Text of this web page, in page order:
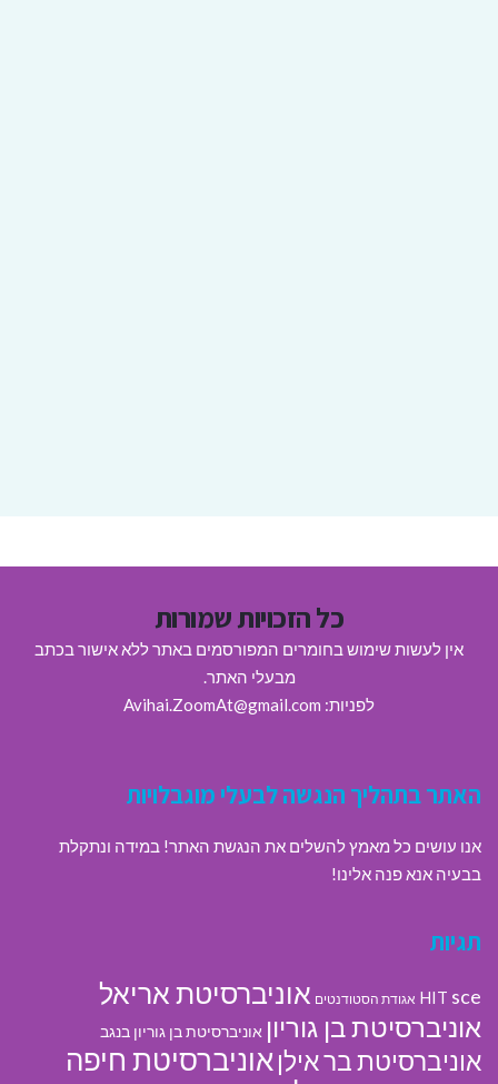
כל הזכויות שמורות
אין לעשות שימוש בחומרים המפורסמים באתר ללא אישור בכתב
מבעלי האתר.
לפניות: Avihai.ZoomAt@gmail.com
האתר בתהליך הנגשה לבעלי מוגבלויות
אנו עושים כל מאמץ להשלים את הנגשת האתר! במידה ונתקלת
בבעיה אנא פנה אלינו!
תגיות
HIT sce אגודת הסטודנטים אוניברסיטת אריאל
אוניברסיטת בן גוריון אוניברסיטת בן גוריון בנגב
אוניברסיטת בר אילן אוניברסיטת חיפה